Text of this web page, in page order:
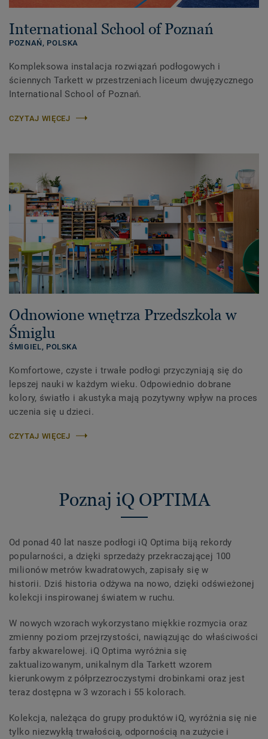
International School of Poznań
POZNAŃ, POLSKA
Kompleksowa instalacja rozwiązań podłogowych i
ściennych Tarkett w przestrzeniach liceum dwujęzycznego
International School of Poznań.
CZYTAJ WIĘCEJ
Odnowione wnętrza Przedszkola w
Śmiglu
ŚMIGIEL, POLSKA
Komfortowe, czyste i trwałe podłogi przyczyniają się do
lepszej nauki w każdym wieku. Odpowiednio dobrane
kolory, światło i akustyka mają pozytywny wpływ na proces
uczenia się u dzieci.
CZYTAJ WIĘCEJ
Poznaj iQ OPTIMA
Od ponad 40 lat nasze podłogi iQ Optima biją rekordy
popularności, a dzięki sprzedaży przekraczającej 100
milionów metrów kwadratowych, zapisały się w
historii. Dziś historia odżywa na nowo, dzięki odświeżonej
kolekcji inspirowanej światem w ruchu.
W nowych wzorach wykorzystano miękkie rozmycia oraz
zmienny poziom przejrzystości, nawiązując do właściwości
farby akwarelowej. iQ Optima wyróżnia się
zaktualizowanym, unikalnym dla Tarkett wzorem
kierunkowym z półprzezroczystymi drobinkami oraz jest
teraz dostępna w 3 wzorach i 55 kolorach.
Kolekcja, należąca do grupy produktów iQ, wyróżnia się nie
tylko niezwykłą trwałością, odpornością na zużycie i